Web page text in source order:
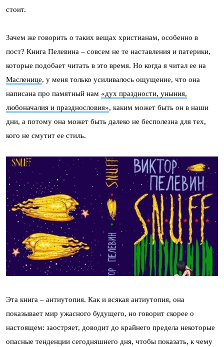
стоит.
Зачем же говорить о таких вещах христианам, особенно в
пост? Книга Пелевина – совсем не те наставления и патерики,
которые подобает читать в это время. Но когда я читал ее на
Масленице, у меня только усиливалось ощущение, что она
написана про памятный нам «дух праздности, уныния,
любоначалия и празднословия», каким может быть он в наши
дни, а потому она может быть далеко не бесполезна для тех,
кого не смутит ее стиль.
Эта книга – антиутопия. Как и всякая антиутопия, она
показывает мир ужасного будущего, но говорит скорее о
настоящем: заостряет, доводит до крайнего предела некоторые
опасные тенденции сегодняшнего дня, чтобы показать, к чему